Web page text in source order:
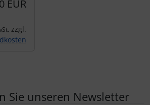
EUR
zzgl.
Sie unseren Newsletter